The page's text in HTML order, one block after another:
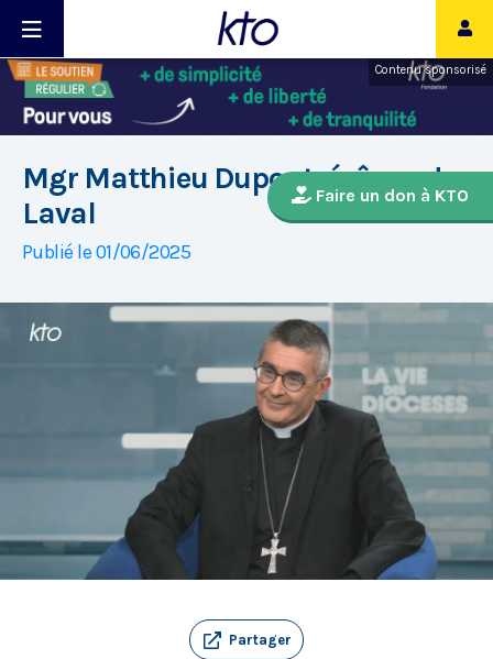
Contenu sponsorisé
Faire un don à KTO
Mgr Matthieu Dupont, évêque de
Laval
Publié le 01/06/2025
Partager